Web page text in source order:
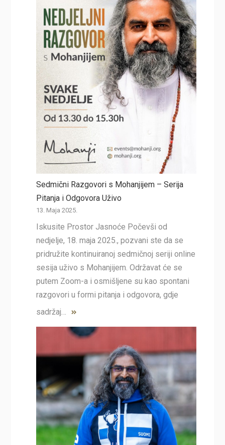
Sedmični Razgovori s Mohanjijem – Serija
Pitanja i Odgovora Uživo
13. Maja 2025.
Iskusite Prostor Jasnoće Počevši od
nedjelje, 18. maja 2025., pozvani ste da se
pridružite kontinuiranoj sedmičnoj seriji online
sesija uživo s Mohanjijem. Održavat će se
putem Zoom-a i osmišljene su kao spontani
razgovori u formi pitanja i odgovora, gdje
sadržaj…